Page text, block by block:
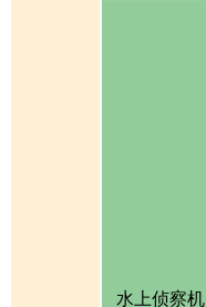
水上侦察机